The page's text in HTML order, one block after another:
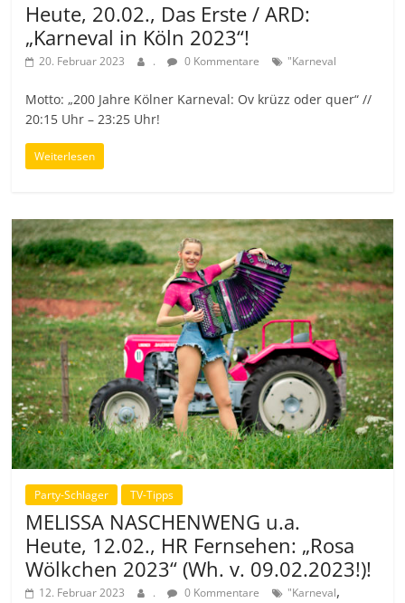
Heute, 20.02., Das Erste / ARD:
„Karneval in Köln 2023“!
20. Februar 2023 . 0 Kommentare "Karneval
Motto: „200 Jahre Kölner Karneval: Ov krüzz oder quer“ //
20:15 Uhr – 23:25 Uhr!
Weiterlesen
Party-Schlager TV-Tipps
MELISSA NASCHENWENG u.a.
Heute, 12.02., HR Fernsehen: „Rosa
Wölkchen 2023“ (Wh. v. 09.02.2023!)!
12. Februar 2023 . 0 Kommentare "Karneval,